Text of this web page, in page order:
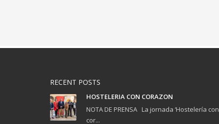
RECENT POSTS
HOSTELERIA CON CORAZON
NOTA DE PRENSA La jornada ‘Hostelería con
cor...